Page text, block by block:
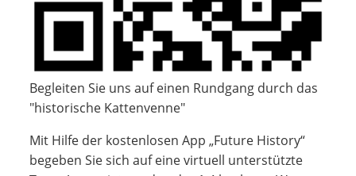
Begleiten Sie uns auf einen Rundgang durch das
"historische Kattenvenne"
Mit Hilfe der kostenlosen App „Future History“
begeben Sie sich auf eine virtuell unterstützte